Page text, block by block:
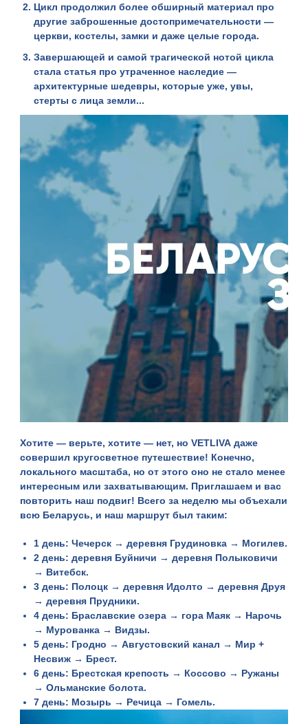
Цикл продолжил более обширный материал про
другиезаброшенные достопримечательности —
церкви, костелы, замки и даже целые города.
Завершающей и самой трагической нотой цикла
сталастатья про утраченное наследие —
архитектурные шедевры, которые уже, увы,
стерты с лица земли...
Хотите — верьте, хотите — нет, ноVETLIVA даже
совершил кругосветное путешествие! Конечно,
локального масштаба, но от этого оно не стало менее
интересным или захватывающим. Приглашаем и вас
повторить наш подвиг! Всего за неделю мы объехали
всю Беларусь, и наш маршрут был таким:
1 день: Чечерск → деревня Грудиновка → Могилев.
2 день: деревня Буйничи → деревня Полыковичи
→ Витебск.
3 день: Полоцк → деревня Идолто → деревня Друя
→ деревня Прудники.
4 день: Браславские озера → гора Маяк → Нарочь
→ Мурованка → Видзы.
5 день: Гродно → Августовский канал → Мир +
Несвиж → Брест.
6 день: Брестская крепость → Коссово → Ружаны
→ Ольманские болота.
7 день: Мозырь → Речица → Гомель.